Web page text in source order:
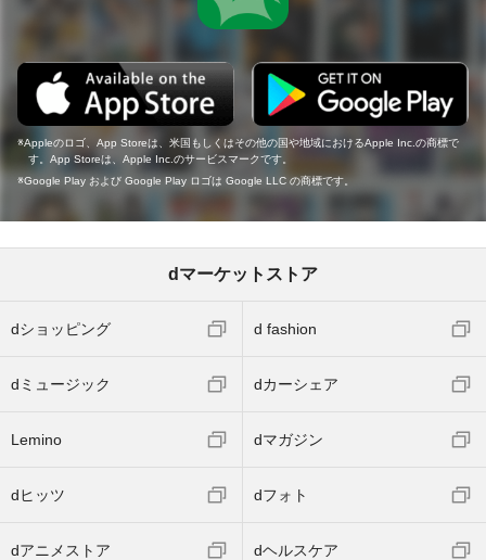
Appleのロゴ、App Storeは、米国もしくはその他の国や地域におけるApple Inc.の商標で
す。App Storeは、Apple Inc.のサービスマークです。
Google Play および Google Play ロゴは Google LLC の商標です。
dマーケットストア
dショッピング d fashion
dミュージック dカーシェア
Lemino dマガジン
dヒッツ dフォト
dアニメストア dヘルスケア